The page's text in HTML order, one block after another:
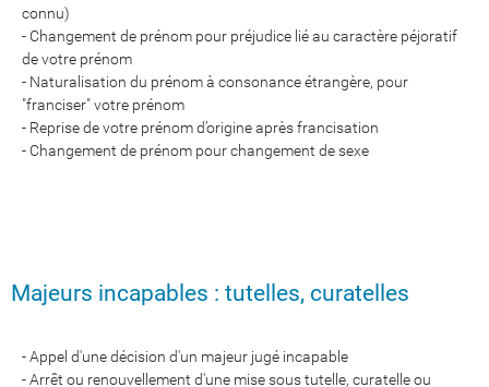
connu)
- Changement de prénom pour préjudice lié au caractère péjoratif
de votre prénom
- Naturalisation du prénom à consonance étrangère, pour
"franciser" votre prénom
- Reprise de votre prénom d’origine après francisation
- Changement de prénom pour changement de sexe
Majeurs incapables : tutelles, curatelles
- Appel d'une décision d'un majeur jugé incapable
- Arrêt ou renouvellement d'une mise sous tutelle, curatelle ou